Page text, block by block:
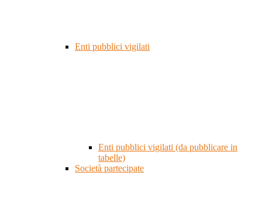
Enti pubblici vigilati
Enti pubblici vigilati (da pubblicare in
tabelle)
Società partecipate